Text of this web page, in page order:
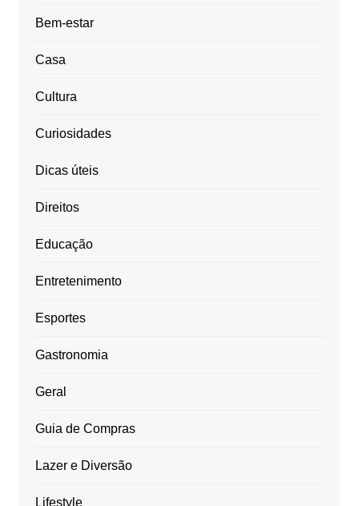
Bem-estar
Casa
Cultura
Curiosidades
Dicas úteis
Direitos
Educação
Entretenimento
Esportes
Gastronomia
Geral
Guia de Compras
Lazer e Diversão
Lifestyle